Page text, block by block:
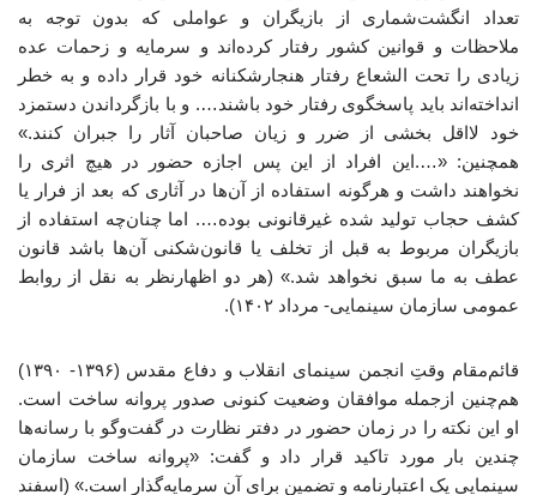
تعداد انگشت‌شماری از بازیگران و عواملی که بدون توجه به
ملاحظات و قوانین کشور رفتار کرده‌اند و سرمایه و زحمات عده
زیادی را تحت الشعاع رفتار هنجارشکنانه خود قرار داده و به خطر
انداخته‌اند باید پاسخگوی رفتار خود باشند…. و با بازگرداندن دستمزد
خود لااقل بخشی از ضرر و زیان صاحبان آثار را جبران کنند.»
همچنین: «….این افراد از این پس اجازه حضور در هیچ اثری را
نخواهند داشت و هرگونه استفاده از آن‌ها در آثاری که بعد از فرار یا
کشف حجاب تولید شده غیرقانونی بوده…. اما چنان‌چه استفاده از
بازیگران مربوط به قبل از تخلف یا قانون‌شکنی آن‌ها باشد قانون
عطف به ما سبق نخواهد شد.» (هر دو اظهارنظر به نقل از روابط
عمومی سازمان سینمایی- مرداد ۱۴۰۲).
قائم‌مقام وقتِ انجمن سینمای انقلاب و دفاع مقدس (۱۳۹۶- ۱۳۹۰)
هم‌چنین ازجمله موافقان وضعیت کنونی صدور پروانه ساخت است.
او این نکته را در زمان حضور در دفتر نظارت در گفت‌وگو با رسانه‌ها
چندین بار مورد تاکید قرار داد و گفت: «پروانه ساخت سازمان
سینمایی یک اعتبارنامه و تضمین برای آن سرمایه‌گذار است.» (اسفند